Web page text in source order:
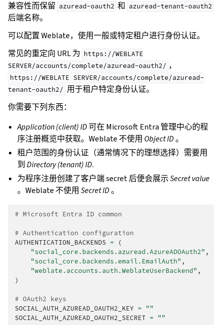
兼容性而保留 azuread-oauth2 和 azuread-tenant-oauth2
后端名称。
可以配置 Weblate，使用一般或特定租户进行身份认证。
常见的重定向 URL 为 https://WEBLATE
SERVER/accounts/complete/azuread-oauth2/ ，
https://WEBLATE SERVER/accounts/complete/azuread-
tenant-oauth2/ 用于租户特定身份认证。
你需要下列东西：
Application (client) ID可在 Microsoft Entra 管理中心的程
序注册概览中获取。Weblate 不使用 Object ID。
租户范围的身份认证（通常情况下的理想选择）需要用
到Directory (tenant) ID.
为程序注册创建了客户端 secret 后便会展示Secret value
。Weblate 不使用Secret ID。
# Microsoft Entra ID common
# Authentication configuration
AUTHENTICATION_BACKENDS =
(
"social_core.backends.azuread.AzureADOAuth2" ,
"social_core.backends.email.EmailAuth" ,
"weblate.accounts.auth.WeblateUserBackend" ,
)
# OAuth2 keys
SOCIAL_AUTH_AZUREAD_OAUTH2_KEY = ""
SOCIAL_AUTH_AZUREAD_OAUTH2_SECRET = ""